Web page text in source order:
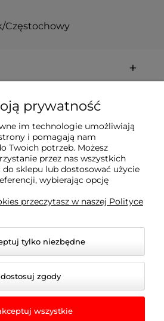
Częstochowy
prywatność
im technologie umożliwiają
i pomagają nam
Twoich potrzeb. Możesz
przez nas wszystkich
sklepu lub dostosować użycie
wybierając opcję
przeczytasz w naszej Polityce
tylko niezbędne
dostosuj zgody
wszystkie